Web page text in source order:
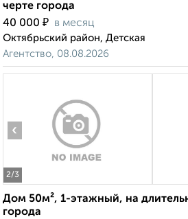
черте города
40 000 ₽ в месяц
Октябрьский район, Детская
Агентство, 08.08.2026
2/3
‹
Дом 50м², 1-этажный, на
города